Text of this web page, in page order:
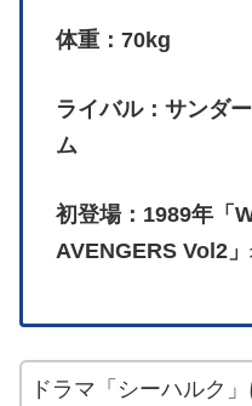
体重：70kg
ライバル：サンダ
ム
初登場：1989年「
AVENGERS Vol2
ドラマ「シーハルク